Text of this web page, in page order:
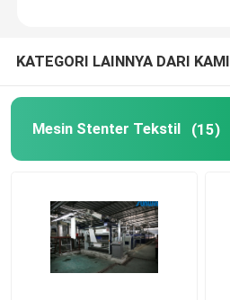
KATEGORI LAINNYA DARI KAMI
Mesin Stenter Tekstil (15)